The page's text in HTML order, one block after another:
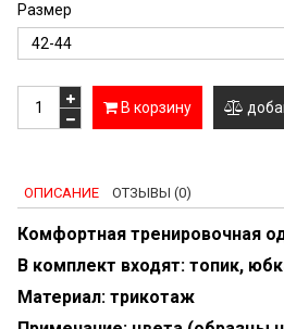
Размер
В корзину
ОПИСАНИЕ ОТЗЫВЫ (0)
Комфортная тренировочная
В комплект входят: топик,
Материал: трикотаж